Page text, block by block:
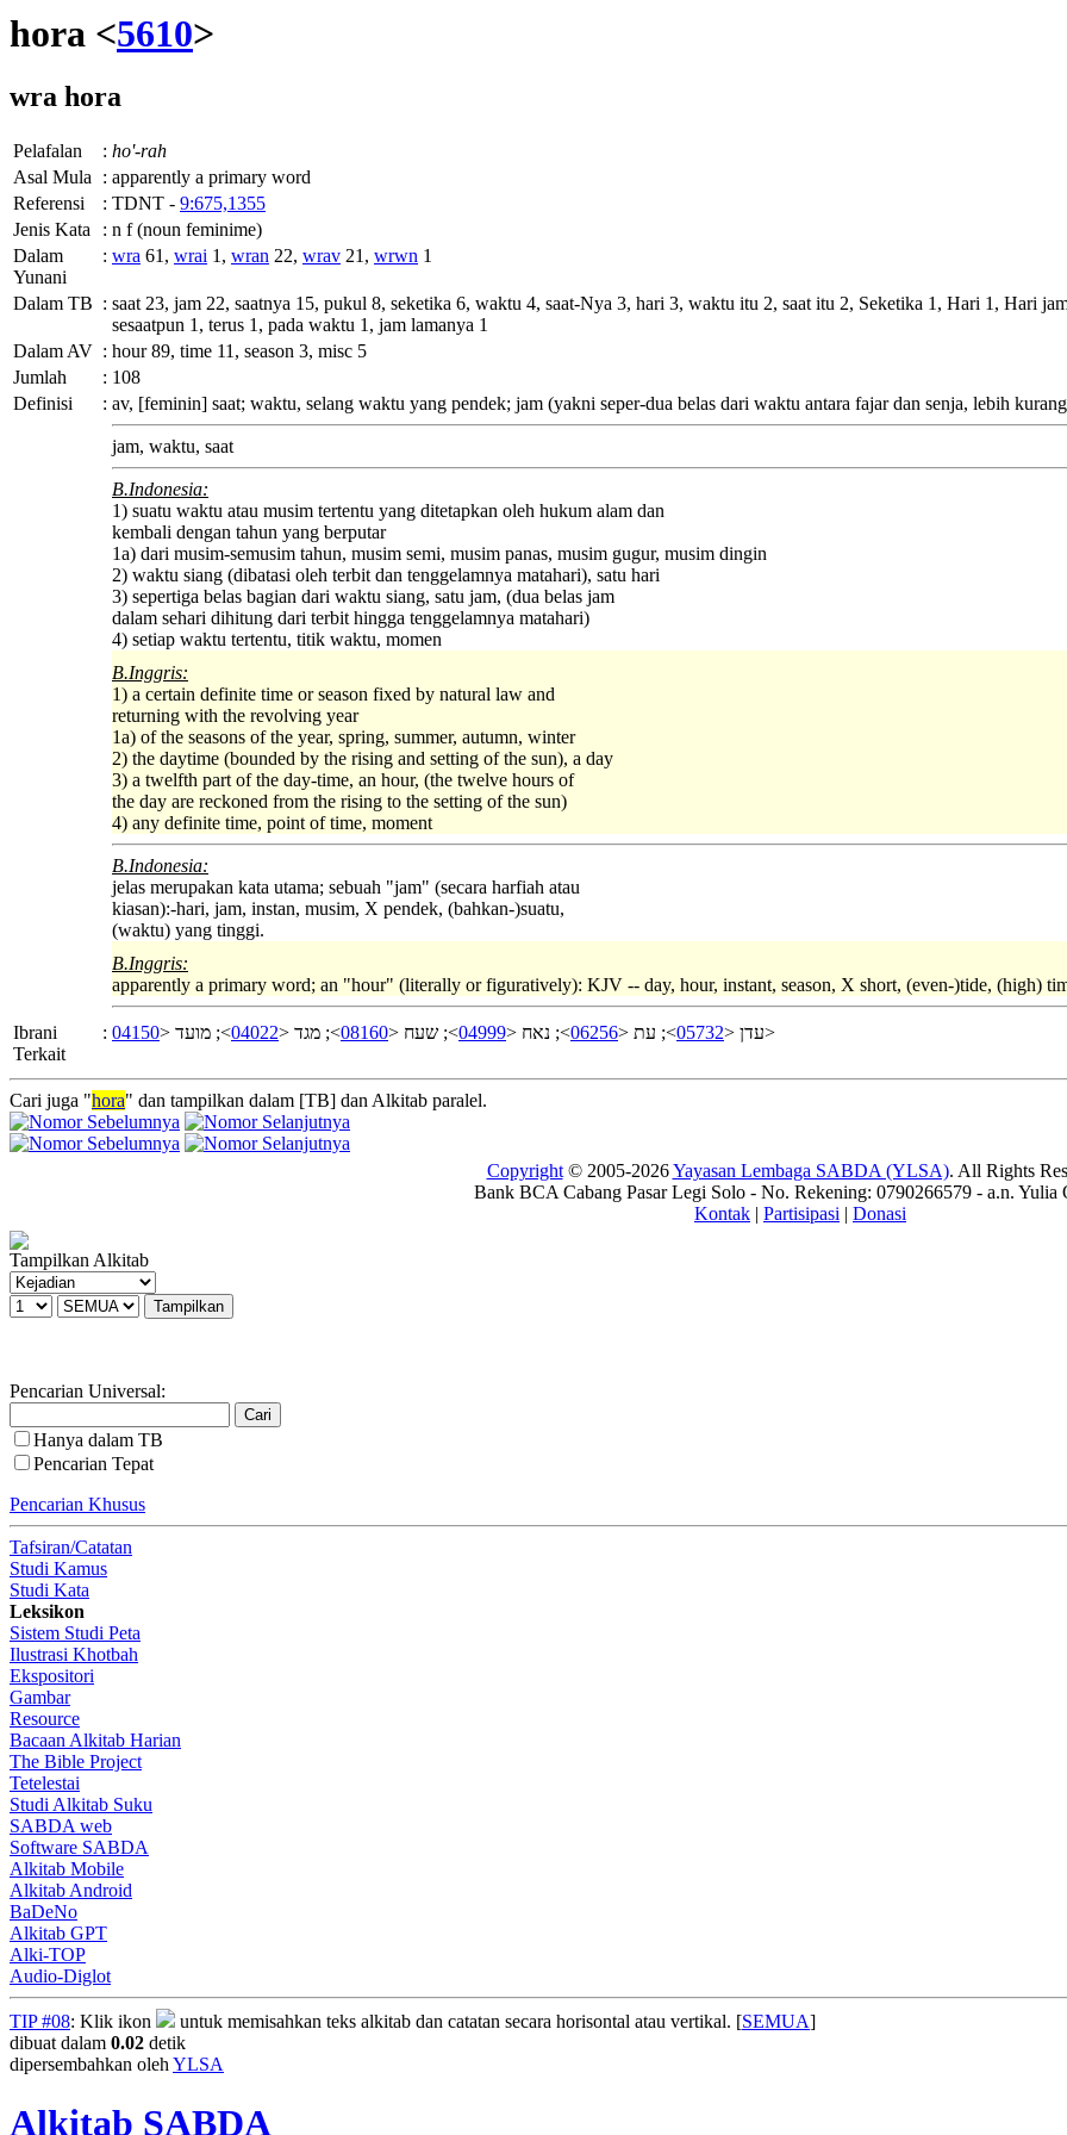
hora <5610>
wra hora
Pelafalan : ho'-rah
Asal Mula
: apparently a primary word
Referensi
: TDNT - 9:675,1355
Jenis Kata
: n f (noun feminime)
Dalam
Yunani
: wra 61, wrai 1, wran 22, wrav 21, wrwn 1
Dalam TB : saat 23, jam 22, saatnya 15, pukul 8, seketika 6, waktu 4, saat-Nya 3, hari 3, waktu itu 2, saat itu 2, Seketika 1, Hari 1, Hari
sesaatpun 1, terus 1, pada waktu 1, jam lamanya 1
Dalam AV : hour 89, time 11, season 3, misc 5
Jumlah
: 108
Definisi
: av, [feminin] saat; waktu, selang waktu yang pendek; jam (yakni seper-dua belas dari waktu antara fajar dan senja, lebih
jam, waktu, saat
B.Indonesia:
1) suatu waktu atau musim tertentu yang ditetapkan oleh hukum alam dan
kembali dengan tahun yang berputar
1a) dari musim-semusim tahun, musim semi, musim panas, musim gugur, musim dingin
2) waktu siang (dibatasi oleh terbit dan tenggelamnya matahari), satu hari
3) sepertiga belas bagian dari waktu siang, satu jam, (dua belas jam
dalam sehari dihitung dari terbit hingga tenggelamnya matahari)
4) setiap waktu tertentu, titik waktu, momen
B.Inggris:
1) a certain definite time or season fixed by natural law and
returning with the revolving year
1a) of the seasons of the year, spring, summer, autumn, winter
2) the daytime (bounded by the rising and setting of the sun), a day
3) a twelfth part of the day-time, an hour, (the twelve hours of
the day are reckoned from the rising to the setting of the sun)
4) any definite time, point of time, moment
B.Indonesia:
jelas merupakan kata utama; sebuah "jam" (secara harfiah atau
kiasan):-hari, jam, instan, musim, X pendek, (bahkan-)suatu,
(waktu) yang tinggi.
B.Inggris:
apparently a primary word; an "hour" (literally or figuratively): KJV -- day, hour, instant, season, X short, (even-)tide, (high)
Ibrani
Terkait
: עדן <05732>; עת <06256>; נאח <04999>; שעח <08160>; מגד <04022>; מועד <04150 >
Cari juga "hora" dan tampilkan dalam [TB] dan Alkitab paralel.
Copyright© 2005-2026Yayasan Lembaga SABDA (YLSA). All Rights
Bank BCA Cabang Pasar Legi Solo - No. Rekening: 0790266579 - a.n. Yulia
Kontak | Partisipasi | Donasi
Tampilkan Alkitab
Pencarian Universal:
Hanya dalam TB
Pencarian Tepat
Pencarian Khusus
Tafsiran/Catatan
Studi Kamus
Studi Kata
Leksikon
Sistem Studi Peta
Ilustrasi Khotbah
Ekspositori
Gambar
Resource
Bacaan Alkitab Harian
The Bible Project
Tetelestai
Studi Alkitab Suku
SABDA web
Software SABDA
Alkitab Mobile
Alkitab Android
BaDeNo
Alkitab GPT
Alki-TOP
Audio-Diglot
TIP #08: Klik ikon untuk memisahkan teks alkitab dan catatan secara horisontal atau vertikal. [SEMUA]
dibuat dalam 0.02 detik
dipersembahkan oleh YLSA
Alkitab SABDA